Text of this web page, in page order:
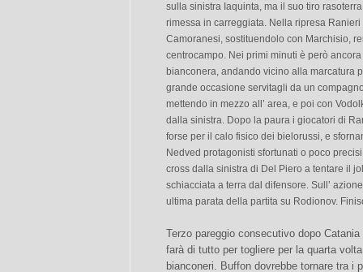
sulla sinistra Iaquinta, ma il suo tiro
rimessa in carreggiata. Nella ripresa
Camoranesi, sostituendolo con Marchisio,
centrocampo. Nei primi minuti è però
bianconera, andando vicino alla marcatura
grande occasione servitagli da un
mettendo in mezzo all’ area, e poi con
dalla sinistra. Dopo la paura i giocatori di
forse per il calo fisico dei bielorussi, e
Nedved protagonisti sfortunati o poco
cross dalla sinistra di Del Piero a tentare il
schiacciata a terra dal difensore. Sull’
ultima parata della partita su Rodionov.
Terzo pareggio consecutivo dopo
farà di tutto per togliere per la quarta
bianconeri. Buffon dovrebbe tornare tra i